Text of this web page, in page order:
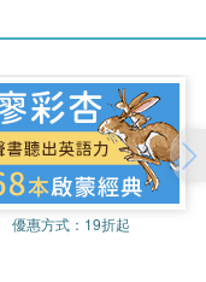
優惠方式： 19折起